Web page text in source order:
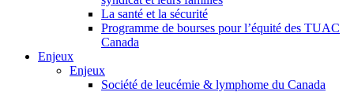
La santé et la sécurité
Programme de bourses pour l’équité des TUAC
Canada
Enjeux
Enjeux
Société de leucémie & lymphome du Canada